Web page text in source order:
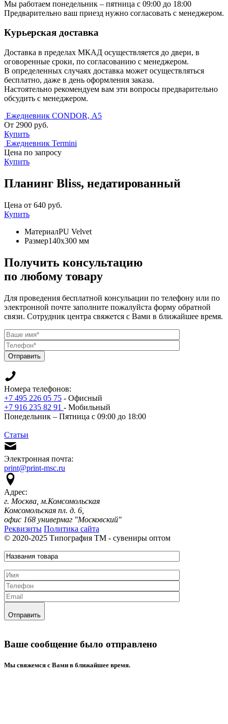
Мы работаем понедельник – пятница с 09:00 до 18:00
Предварительно ваш приезд нужно согласовать с менеджером.
Курьерская доставка
Доставка в пределах МКАД осуществляется до двери, в
оговоренные сроки, по согласованию с менеджером.
В определенных случаях доставка может осуществляться
бесплатно, даже в день оформления заказа.
Настоятельно рекомендуем вам эти вопросы предварительно
обсудить с менеджером.
Ежедневник CONDOR, А5
От 2900 руб.
Купить
Ежедневник Termini
Цена по запросу
Купить
Планинг Bliss, недатированный
Цена от 640 руб.
Купить
МатериалPU Velvet
Размер140х300 мм
Получить консультацию
по любому товару
Для проведения бесплатной консульации по телефону или по
электронной почте заполните пожалуйста форму обратной
связи. Сотрудник центра свяжется с Вами в ближайшее время.
Отправить
Номера телефонов:
+7 495 226 05 75 - Офисный
+7 916 235 82 91 - Мобильный
Понедельник – Пятница с 09:00 до 18:00
Статьи
Электронная почта:
print@print-msc.ru
Адрес:
г. Москва, м.Комсомольская
Комсомольская пл. д. 6,
офис 168 универмаг "Московский"
Реквизиты Политика сайта
© 2020-2025 Типография ТМ - сувениры оптом
Отправить
Ваше сообщение было отправлено
Mы свяжемся с Вами в ближайшее время.